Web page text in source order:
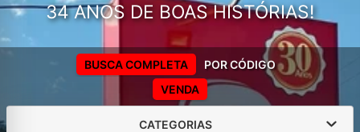
34 ANOS DE BOAS HISTÓRIAS!
VENDA
BUSCA COMPLETA POR CÓDIGO
CATEGORIAS